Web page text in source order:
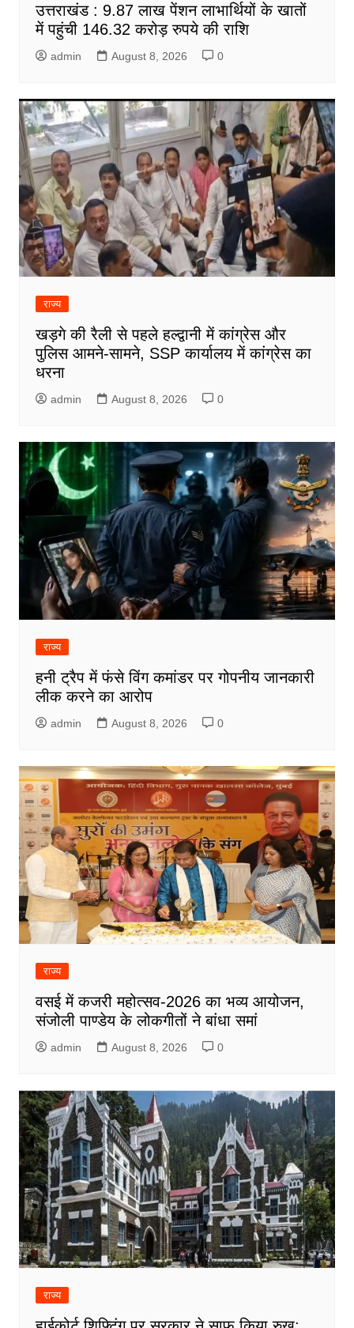
उत्तराखंड : 9.87 लाख पेंशन लाभार्थियों के खातों
में पहुंची 146.32 करोड़ रुपये की राशि
admin August 8, 2026 0
राज्य
खड़गे की रैली से पहले हल्द्वानी में कांग्रेस और
पुलिस आमने-सामने, SSP कार्यालय में कांग्रेस का
धरना
admin August 8, 2026 0
राज्य
हनी ट्रैप में फंसे विंग कमांडर पर गोपनीय जानकारी
लीक करने का आरोप
admin August 8, 2026 0
राज्य
वसई में कजरी महोत्सव-2026 का भव्य आयोजन,
संजोली पाण्डेय के लोकगीतों ने बांधा समां
admin August 8, 2026 0
राज्य